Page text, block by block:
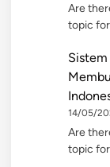
Are
topic for
14/05/
Are
topic